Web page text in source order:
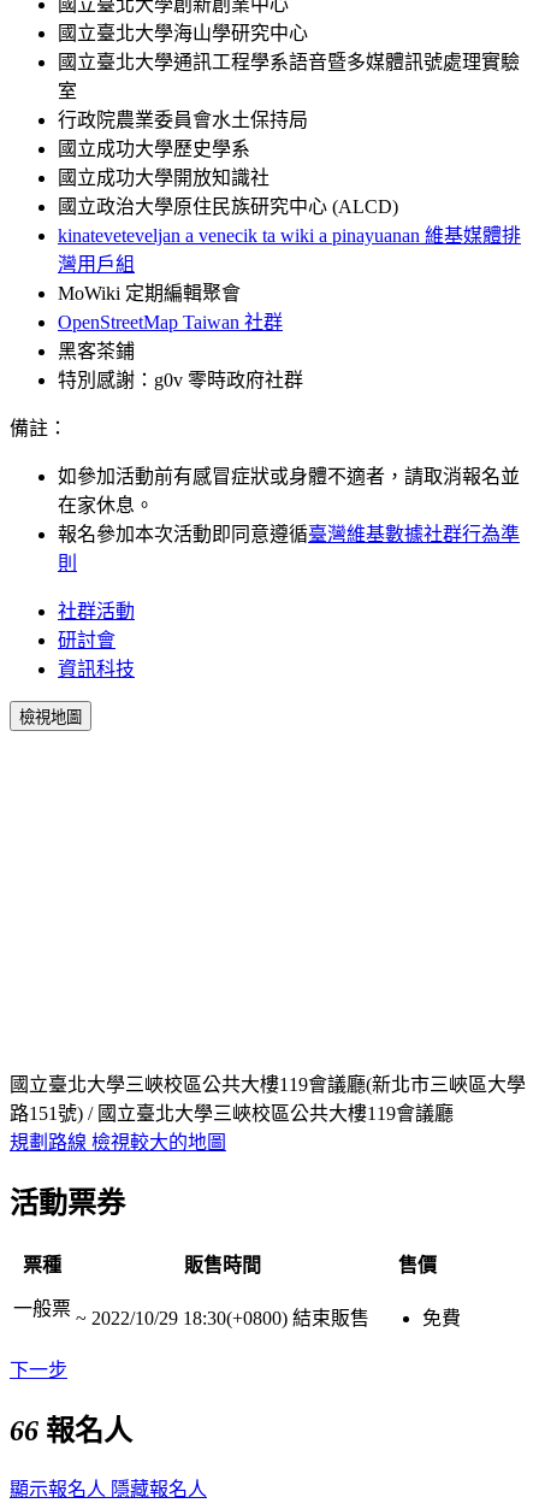
國立臺北大學創新創業中心
國立臺北大學海山學研究中心
國立臺北大學通訊工程學系語音暨多媒體訊號處理實驗
室
行政院農業委員會水土保持局
國立成功大學歷史學系
國立成功大學開放知識社
國立政治大學原住民族研究中心 (ALCD)
kinateveteveljan a venecik ta wiki a pinayuanan 維基媒體排
灣用戶組
MoWiki 定期編輯聚會
OpenStreetMap Taiwan 社群
黑客茶鋪
特別感謝：g0v 零時政府社群
備註：
如參加活動前有感冒症狀或身體不適者，請取消報名並
在家休息。
報名參加本次活動即同意遵循臺灣維基數據社群行為準
則
社群活動
研討會
資訊科技
檢視地圖
國立臺北大學三峽校區公共大樓119會議廳(新北市三峽區大學
路151號) / 國立臺北大學三峽校區公共大樓119會議廳
規劃路線 檢視較大的地圖
活動票券
票種 販售時間 售價
一般票 ~ 2022/10/29 18:30(+0800) 結束販售 免費
下一步
66 報名人
顯示報名人 隱藏報名人